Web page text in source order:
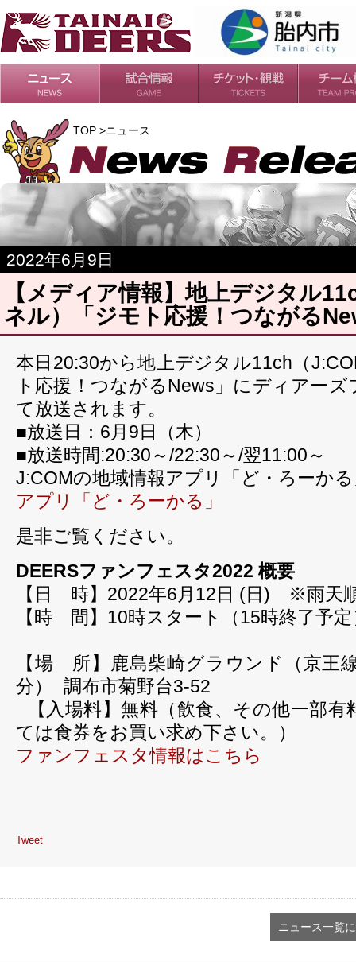
TOP >ニュース
2022年6月9日
【メディア情報】地上デジタル
ネル）「ジモト応援！つながる
本日20:30から地上デジタル11ch（
ト応援！つながるNews」にディアー
て放送されます。
■放送日：6月9日（木）
■放送時間:20:30～/22:30～/翌11:00～
J:COMの地域情報アプリ「ど・ろーか
アプリ「ど・ろーかる」
是非ご覧ください。
DEERSファンフェスタ2022 概要
【日 時】2022年6月12日 (日) ※雨天
【時 間】10時スタート（15時終了予定
【場 所】鹿島柴崎グラウンド（京王
分） 調布市菊野台3-52
【入場料】無料（飲食、その他一部
ては食券をお買い求め下さい。）
ファンフェスタ情報はこちら
Tweet
ニュース一覧